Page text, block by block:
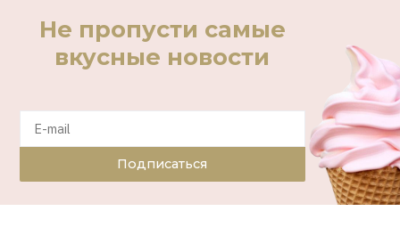
Не пропусти самые
вкусные новости
Подписаться